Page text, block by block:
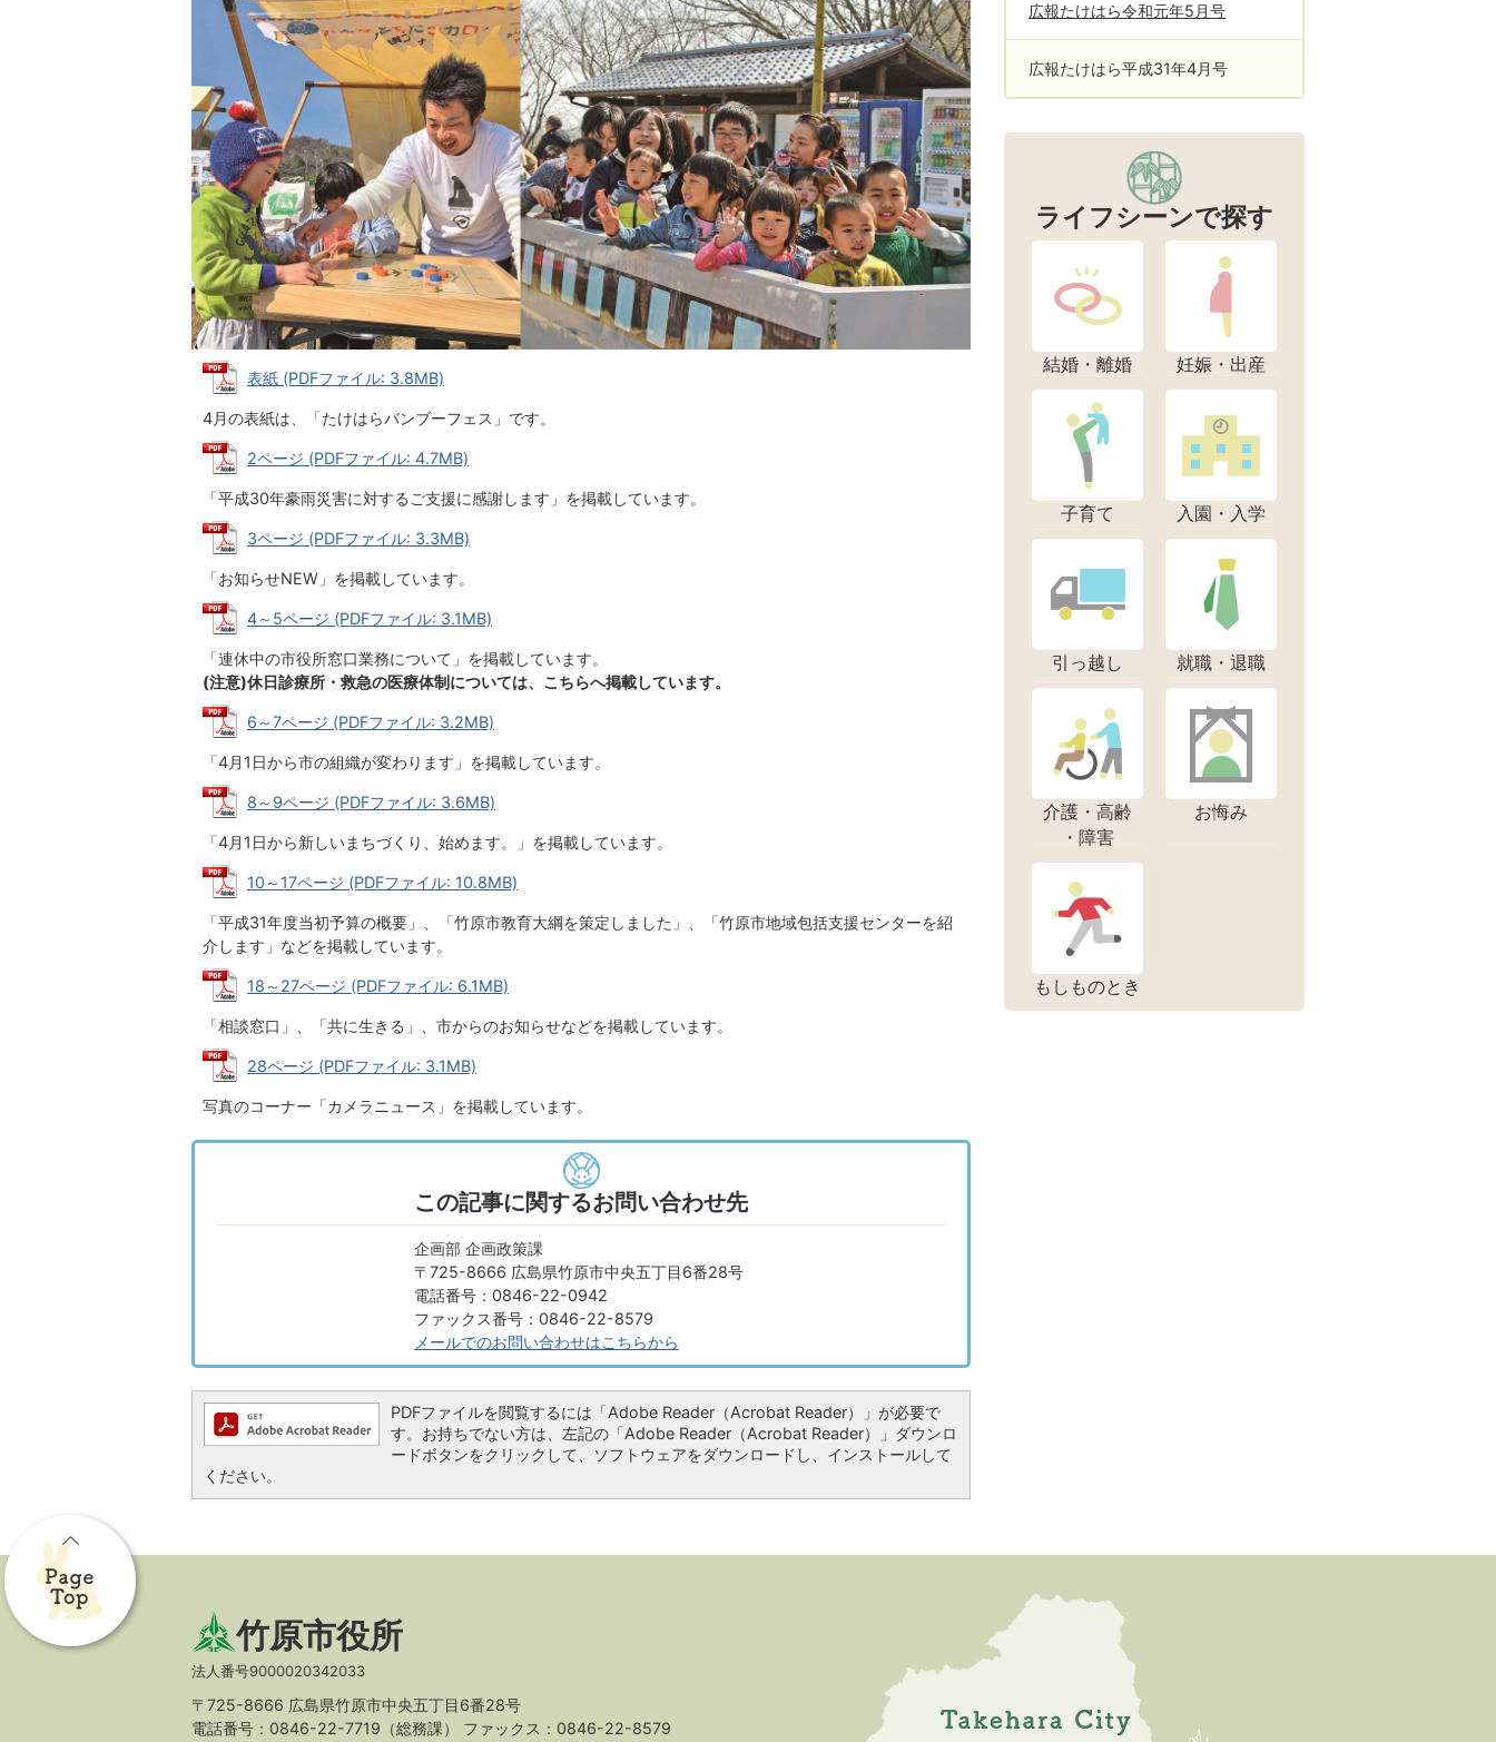
表紙 (PDFファイル: 3.8MB)
4月の表紙は、「たけはらバンブーフェス」です。
2ページ (PDFファイル: 4.7MB)
「平成30年豪雨災害に対するご支援に感謝します」を掲載しています。
3ページ (PDFファイル: 3.3MB)
「お知らせNEW」を掲載しています。
4～5ページ (PDFファイル: 3.1MB)
「連休中の市役所窓口業務について」を掲載しています。
(注意)休日診療所・救急の医療体制については、こちらへ掲載しています。
6～7ページ (PDFファイル: 3.2MB)
「4月1日から市の組織が変わります」を掲載しています。
8～9ページ (PDFファイル: 3.6MB)
「4月1日から新しいまちづくり、始めます。」を掲載しています。
10～17ページ (PDFファイル: 10.8MB)
「平成31年度当初予算の概要」、「竹原市教育大綱を策定しました」、「竹原市地域包括支援センターを紹
介します」などを掲載しています。
18～27ページ (PDFファイル: 6.1MB)
「相談窓口」、「共に生きる」、市からのお知らせなどを掲載しています。
28ページ (PDFファイル: 3.1MB)
写真のコーナー「カメラニュース」を掲載しています。
この記事に関するお問い合わせ先
企画部 企画政策課
〒725-8666 広島県竹原市中央五丁目6番28号
電話番号：0846-22-0942
ファックス番号：0846-22-8579
メールでのお問い合わせはこちらから
PDFファイルを閲覧するには「Adobe Reader（Acrobat Reader）」が必要で
す。お持ちでない方は、左記の「Adobe Reader（Acrobat Reader）」ダウンロ
ードボタンをクリックして、ソフトウェアをダウンロードし、インストールして
ください。
広報たけはら令和元年5月号
広報たけはら平成31年4月号
ライフシーンで探す
結婚・離婚 妊娠・出産
子育て 入園・入学
引っ越し 就職・退職
介護・高齢
・障害
お悔み
もしものとき
竹原市役所
法人番号9000020342033
〒725-8666 広島県竹原市中央五丁目6番28号
電話番号：0846-22-7719（総務課） ファックス：0846-22-8579